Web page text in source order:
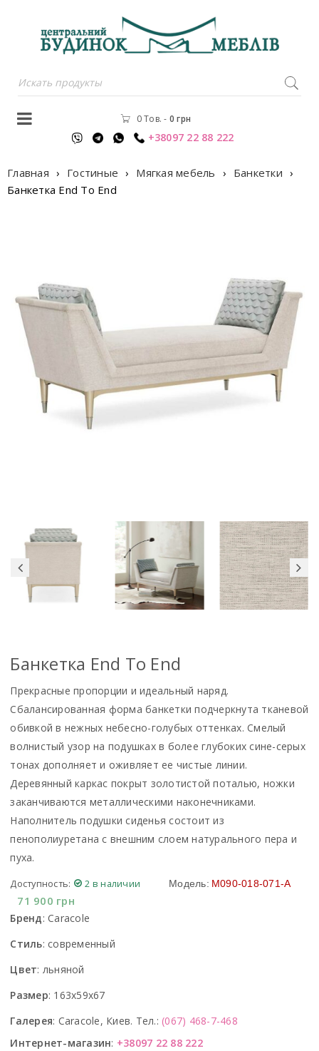
0 Тов. - 0грн
+38097 22 88 222
Главная › Гостиные › Мягкая мебель › Банкетки ›
Банкетка End To End
Банкетка End To End
Прекрасные пропорции и идеальный наряд.
Сбалансированная форма банкетки подчеркнута тканевой
обивкой в нежных небесно-голубых оттенках. Смелый
волнистый узор на подушках в более глубоких сине-серых
тонах дополняет и оживляет ее чистые линии.
Деревянный каркас покрыт золотистой поталью, ножки
заканчиваются металлическими наконечниками.
Наполнитель подушки сиденья состоит из
пенополиуретана с внешним слоем натурального пера и
пуха.
Доступность: 2 в наличии Модель: M090-018-071-A
71 900 грн
Бренд:Caracole
Стиль: современный
Цвет: льняной
Размер: 163x59x67
Галерея: Caracole, Киев. Тел.: (067) 468-7-468
Интернет-магазин: +38097 22 88 222